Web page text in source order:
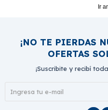
Ir
¡NO TE PIERDAS
OFERTAS
¡Suscribite y recibí